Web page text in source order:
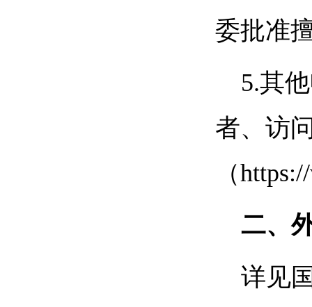
委批准
5.其
者、访
（
二、
详见